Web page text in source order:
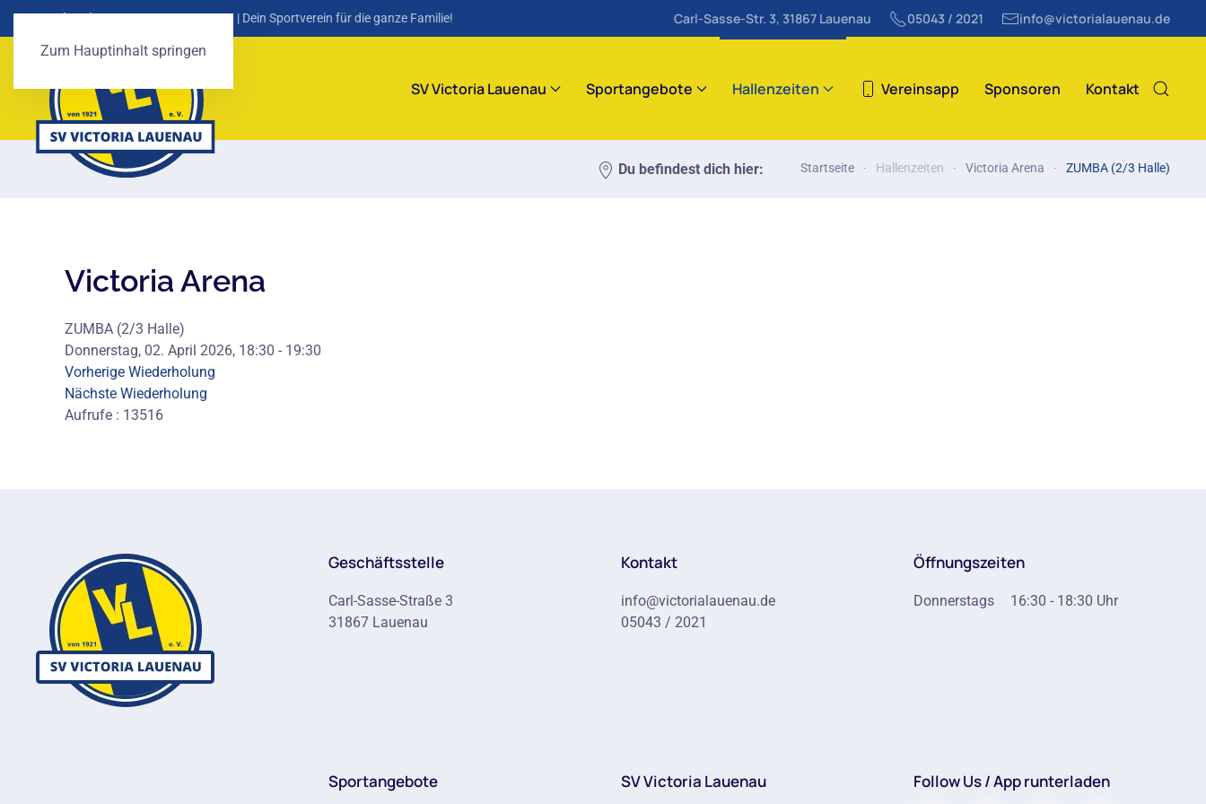
Zum Hauptinhalt springen
SV Victoria Lauenau von 1921 e. V. | Dein Sportverein für die ganze Familie! Carl-Sasse-Str. 3, 31867 Lauenau 05043 / 2021 info@victorialauenau.de
SV Victoria Lauenau Sportangebote Hallenzeiten Vereinsapp Sponsoren Kontakt
Du befindest dich hier: Startseite Hallenzeiten Victoria Arena ZUMBA (2/3 Halle)
Victoria Arena
ZUMBA (2/3 Halle)
Donnerstag, 02. April 2026, 18:30 - 19:30
Vorherige Wiederholung
Nächste Wiederholung
Aufrufe : 13516
Geschäftsstelle
Carl-Sasse-Straße 3
31867 Lauenau
Kontakt
info@victorialauenau.de
05043 / 2021
Öffnungszeiten
Donnerstags 16:30 - 18:30 Uhr
Sportangebote SV Victoria Lauenau Follow Us / App runterladen